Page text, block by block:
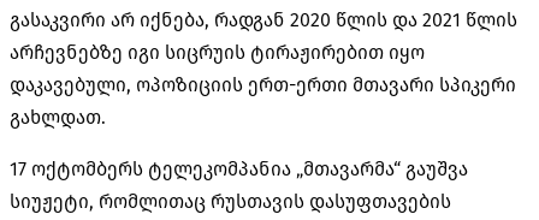
გასაკვირი არ იქნება, რადგან 2020 წლის და 2021 წლის
არჩევნებზე იგი სიცრუის ტირაჟირებით იყო
დაკავებული, ოპოზიციის ერთ-ერთი მთავარი სპიკერი
გახლდათ.
17 ოქტომბერს ტელეკომპანია „მთავარმა“ გაუშვა
სიუჟეტი, რომლითაც რუსთავის დასუფთავების